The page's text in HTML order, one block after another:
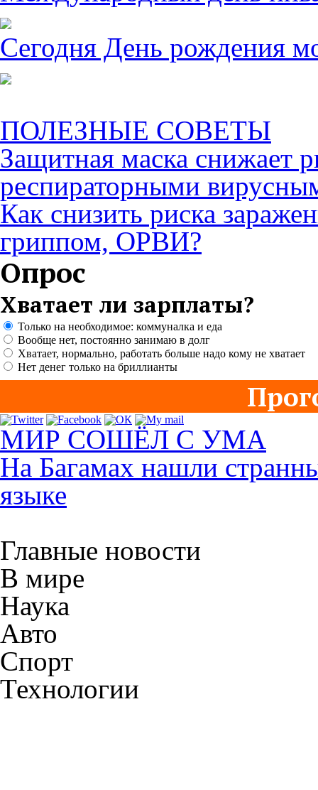
Сегодня День рождения
ПОЛЕЗНЫЕ СОВЕТЫ
Защитная маска снижает
респираторными
Как снизить риска
гриппом, ОРВИ?
Опрос
Хватает ли зарплаты?
Только на необходимое: коммуналка и еда
Вообще нет, постоянно занимаю в долг
Хватает, нормально, работать больше надо кому не хватает
Нет денег только на бриллианты
МИР СОШЁЛ С УМА
На Багамах нашли
языке
Главные новости
В мире
Наука
Авто
Спорт
Технологии